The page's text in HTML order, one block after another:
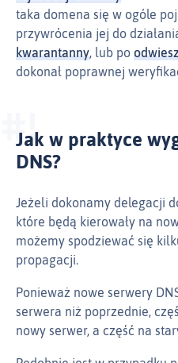
taka domena się w ogóle
przywrócenia jej do
kwarantanny, lub po
dokonał poprawnej
Jak w praktyce
DNS?
Jeżeli dokonamy delegacji
które będą kierowały na
możemy spodziewać się
propagacji.
Ponieważ nowe serwery
serwera niż poprzednie,
nowy serwer, a część na